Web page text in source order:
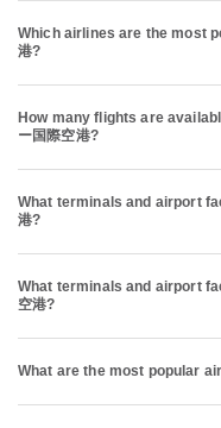
Which airlines are the most
港?
How many flights are
ー国際空港?
What terminals and airport
港?
What terminals and airport
空港?
What are the most popular